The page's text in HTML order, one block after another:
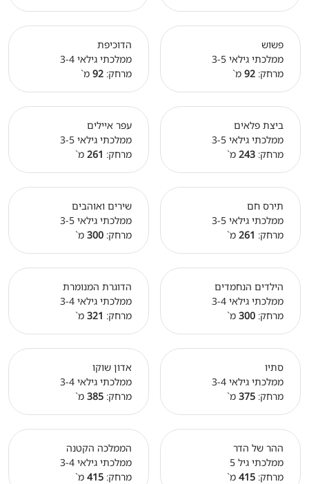
פשוש
ממלכתי גילאי 3-5
מרחק: 92 מ`
הדוכיפת
ממלכתי גילאי 3-4
מרחק: 92 מ`
ביצת פלאים
ממלכתי גילאי 3-5
מרחק: 243 מ`
עפר איילים
ממלכתי גילאי 3-5
מרחק: 261 מ`
תירס חם
ממלכתי גילאי 3-5
מרחק: 261 מ`
שירים ואוהבים
ממלכתי גילאי 3-5
מרחק: 300 מ`
הילדים הנחמדים
ממלכתי גילאי 3-4
מרחק: 300 מ`
הדוגרת המנומרת
ממלכתי גילאי 3-4
מרחק: 321 מ`
סתיו
ממלכתי גילאי 3-4
מרחק: 375 מ`
אדון שוקו
ממלכתי גילאי 3-4
מרחק: 385 מ`
ההר של הדר
ממלכתי גיל 5
מרחק: 415 מ`
הממלכה הקטנה
ממלכתי גילאי 3-4
מרחק: 415 מ`